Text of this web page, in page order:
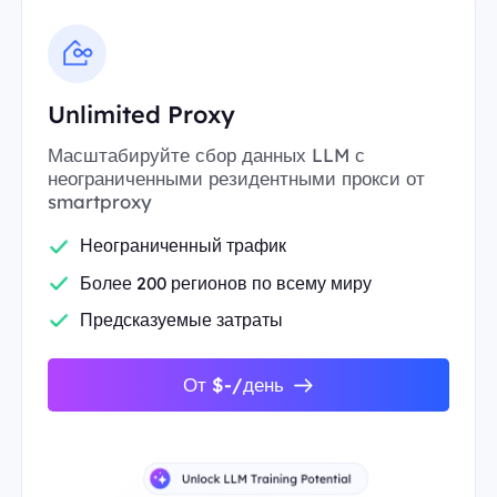
Unlimited Proxy
Масштабируйте сбор данных LLM с
неограниченными резидентными прокси от
smartproxy
Неограниченный трафик
Более 200 регионов по всему миру
Предсказуемые затраты
От $-/день